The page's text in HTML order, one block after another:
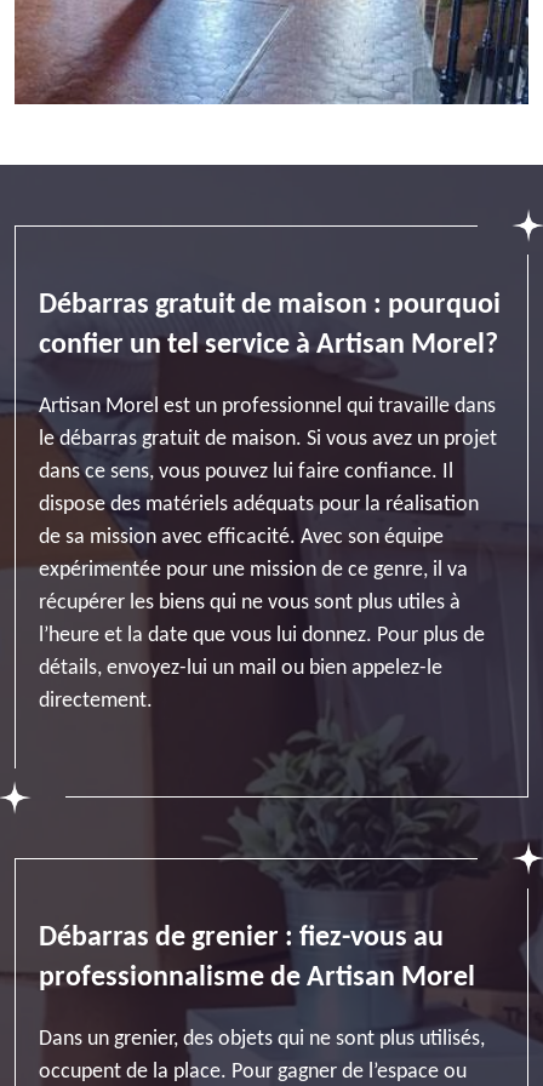
Débarras gratuit de maison : pourquoi
confier un tel service à Artisan Morel?
Artisan Morel est un professionnel qui travaille dans
le débarras gratuit de maison. Si vous avez un projet
dans ce sens, vous pouvez lui faire confiance. Il
dispose des matériels adéquats pour la réalisation
de sa mission avec efficacité. Avec son équipe
expérimentée pour une mission de ce genre, il va
récupérer les biens qui ne vous sont plus utiles à
l’heure et la date que vous lui donnez. Pour plus de
détails, envoyez-lui un mail ou bien appelez-le
directement.
Débarras de grenier : fiez-vous au
professionnalisme de Artisan Morel
Dans un grenier, des objets qui ne sont plus utilisés,
occupent de la place. Pour gagner de l’espace ou